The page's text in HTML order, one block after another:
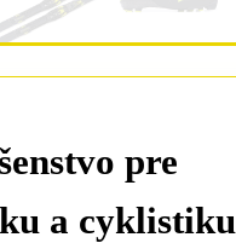
pre
a cyklistiku